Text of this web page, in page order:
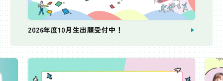
2026年度10月生出願受付中！